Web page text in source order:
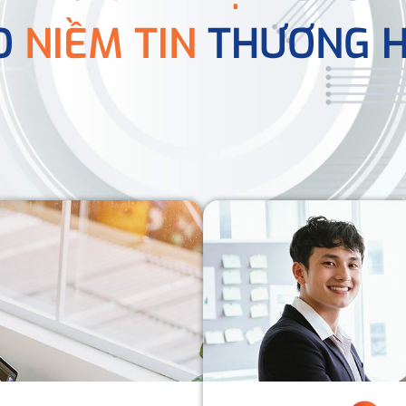
NIỀM TIN THƯƠNG